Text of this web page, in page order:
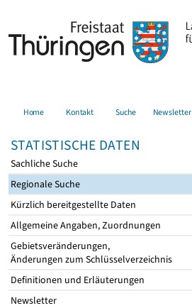
Home Kontakt Suche Newsletter
STATISTISCHE DATEN
Sachliche Suche
Regionale Suche
Kürzlich bereitgestellte Daten
Allgemeine Angaben, Zuordnungen
Gebietsveränderungen,
Änderungen zum Schlüsselverzeichnis
Definitionen und Erläuterungen
Newsletter